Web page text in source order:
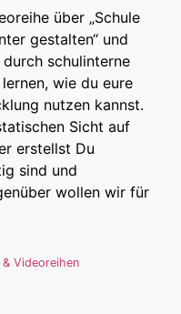
über „Schule
gestalten“ und
schulinterne
wie du eure
nutzen kannst.
Sicht auf
erstellst Du
sind und
wollen wir für
Videoreihen